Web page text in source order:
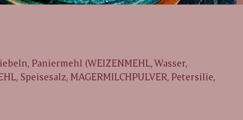
Paniermehl (WEIZENMEHL, Wasser,
Speisesalz, MAGERMILCHPULVER, Petersilie,